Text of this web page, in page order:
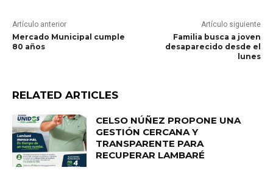
Artículo anterior
Mercado Municipal cumple
80 años
Artículo siguiente
Familia busca a joven
desaparecido desde el
lunes
RELATED ARTICLES
CELSO NÚÑEZ PROPONE UNA
GESTIÓN CERCANA Y
TRANSPARENTE PARA
RECUPERAR LAMBARÉ